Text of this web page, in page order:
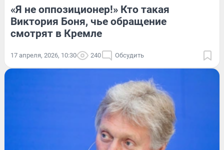
«Я не оппозиционер!» Кто такая
Виктория Боня, чье обращение
смотрят в Кремле
17 апреля, 2026, 10:30 240 Обсудить